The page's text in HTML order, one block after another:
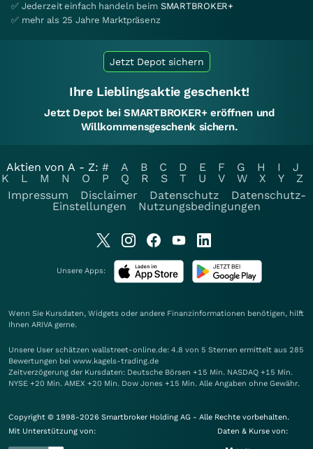
✅ Jederzeit einfach handeln beim SMARTBROKER+
✅ mehr als 25 Jahre Marktpräsenz
Jetzt Depot sichern
Ihre Lieblingsaktie geschenkt!
Jetzt Depot bei SMARTBROKER+ eröffnen und
Willkommensgeschenk sichern.
Aktien von A - Z: # A B C D E F G H I
J
K
L M N O P Q R S T U V W X Y
Z
Impressum
Disclaimer Datenschutz
Datenschutz-
Einstellungen
Nutzungsbedingungen
Unsere Apps:
Wenn Sie Kursdaten, Widgets oder andere Finanzinformationen benötigen, hilft
Ihnen ARIVA gerne.
Unsere User schätzen wallstreet-online.de: 4.8 von 5 Sternen ermittelt aus 285
Bewertungen bei www.kagels-trading.de
Zeitverzögerung der Kursdaten: Deutsche Börsen +15 Min. NASDAQ +15 Min.
NYSE +20 Min. AMEX +20 Min. Dow Jones +15 Min. Alle Angaben ohne Gewähr.
Copyright © 1998-2026 Smartbroker Holding AG - Alle Rechte vorbehalten.
Mit Unterstützung von:
Daten & Kurse von: